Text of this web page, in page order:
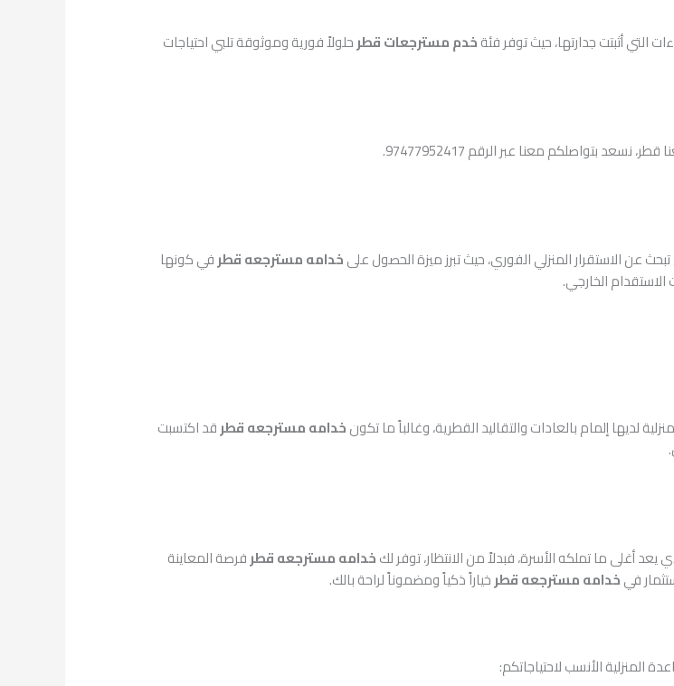
التي أثبتت جدارتها، حيث توفر فئةخدم مسترجعات قطرحلولاً فورية وموثوقة تلبي احتياجات
بتواصلكم معنا عبر الرقم 97477952417.
عن الاستقرار المنزلي الفوري، حيث تبرز ميزة الحصول علىخدامه مسترجعه قطرفي كونها
الخارجي.
لديها إلمام بالعادات والتقاليد القطرية، وغالباً ما تكونخدامه مسترجعه قطرقد اكتسبت
أغلى ما تملكه الأسرة، فبدلاً من الانتظار، توفر لكخدامه مسترجعه قطرفرصة المعاينة
فيخدامه مسترجعه قطرخياراً ذكياً ومضموناً لراحة بالك.
المنزلية الأنسب لاحتياجاتكم: